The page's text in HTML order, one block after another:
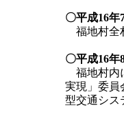
〇平成16年
福地村全
〇平成16年
福地村内
実現」委員
型交通シス